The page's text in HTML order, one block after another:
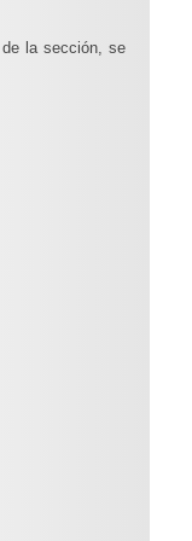
la sección, se